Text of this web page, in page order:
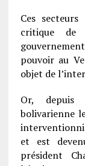
Ces
critique de
pouvoir au
objet de
Or, depuis
bolivarienne
et est
président